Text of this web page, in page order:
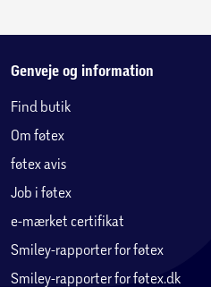
Genveje og information
Find butik
Om føtex
føtex avis
Job i føtex
e-mærket certifikat
Smiley-rapporter for føtex
Smiley-rapporter for føtex.dk